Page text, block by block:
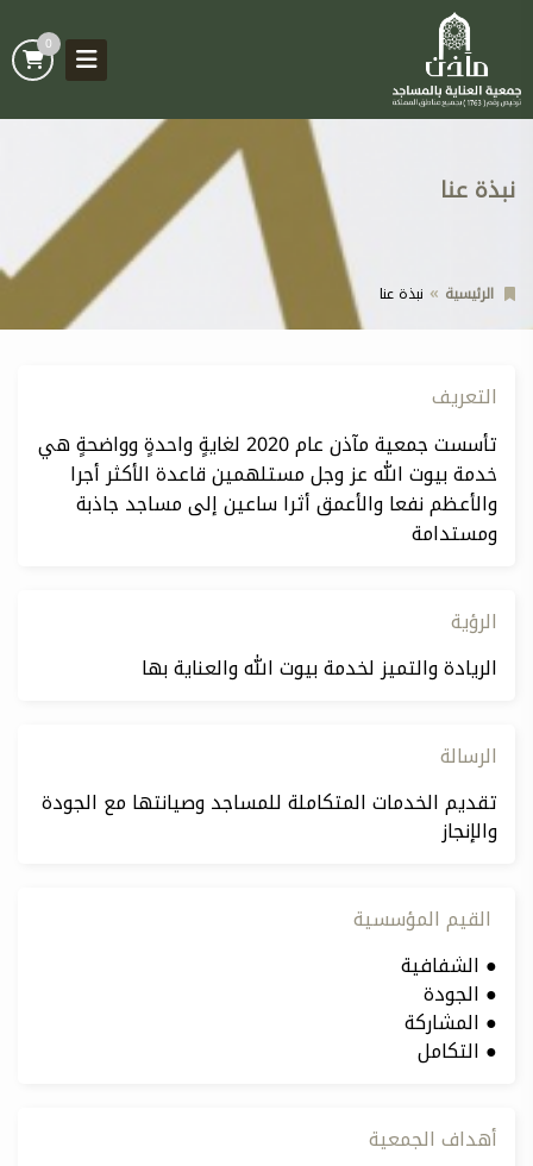
0
نبذة عنا
الرئيسية نبذة عنا
التعريف
تأسست جمعية مآذن عام 2020 لغايةٍ واحدةٍ وواضحةٍ هي
خدمة بيوت الله عز وجل مستلهمين قاعدة الأكثر أجرا
والأعظم نفعا والأعمق أثرا ساعين إلى مساجد جاذبة
ومستدامة
الرؤية
الريادة والتميز لخدمة بيوت الله والعناية بها
الرسالة
تقديم الخدمات المتكاملة للمساجد وصيانتها مع الجودة
والإنجاز
القيم المؤسسية
● الشفافية
● الجودة
● المشاركة
● التكامل
أهداف الجمعية